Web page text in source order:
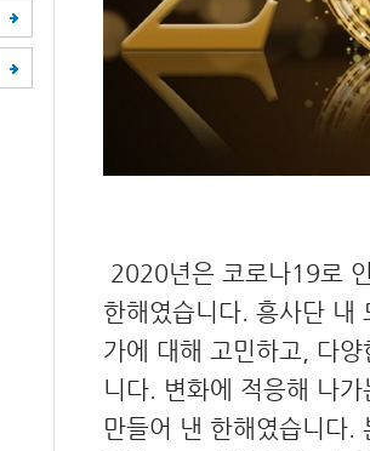
2020년은 코로나19로
한해였습니다. 흥사단 내
가에 대해 고민하고, 다
니다. 변화에 적응해 나
만들어 낸 한해였습니다